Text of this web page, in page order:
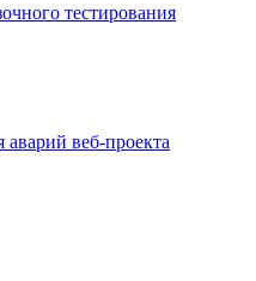
тестирования
веб-проекта